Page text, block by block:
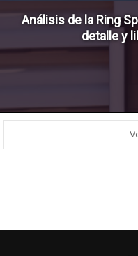
Análisis de la Ring
detalle y